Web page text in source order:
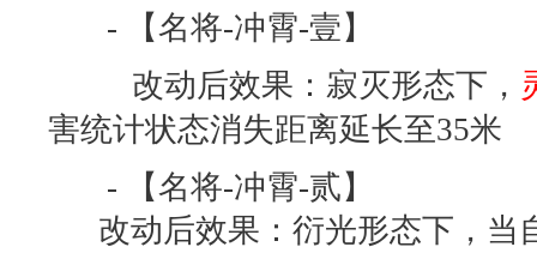
- 【名将-冲霄-壹】
改动后效果：寂灭形态下，
害统计状态消失距离延长至35米
- 【名将-冲霄-贰】
改动后效果：衍光形态下，当